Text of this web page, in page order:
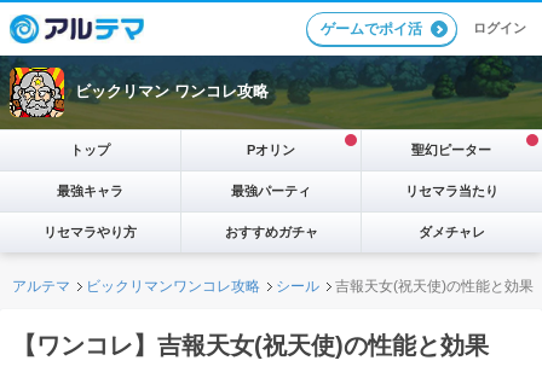
ゲームでポイ活 ログイン
ビックリマン ワンコレ攻略
トップ Pオリン 聖幻ピーター
最強キャラ 最強パーティ リセマラ当たり
リセマラやり方 おすすめガチャ ダメチャレ
アルテマ ビックリマンワンコレ攻略 シール 吉報天女(祝天使)の性能と効果
【ワンコレ】吉報天女(祝天使)の性能と効果